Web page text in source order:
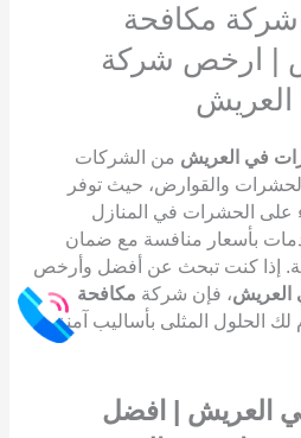
مكافحة
| ارخص شركة
في العريش من الشركات
والقوارض، حيث توفر
على الحشرات في المنازل
بأسعار منافسة مع ضمان
إذا كنت تبحث عن أفضل وأرخص
، فإن شركة مكافحة
لك الحلول المثلى بأساليب آمنة
العريش | افضل